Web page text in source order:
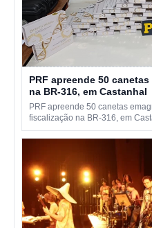
PRF apreende 50
na BR-316, em Castanhal
PRF apreende 50 canetas
fiscalização na BR-316, em